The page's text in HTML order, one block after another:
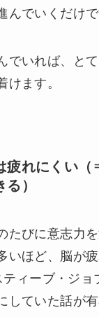
んでいくだけで
でいれば、と
けます。
疲れにくい
）
たびに意志力
いほど、脳が
ィーブ・ジョ
していた話が有